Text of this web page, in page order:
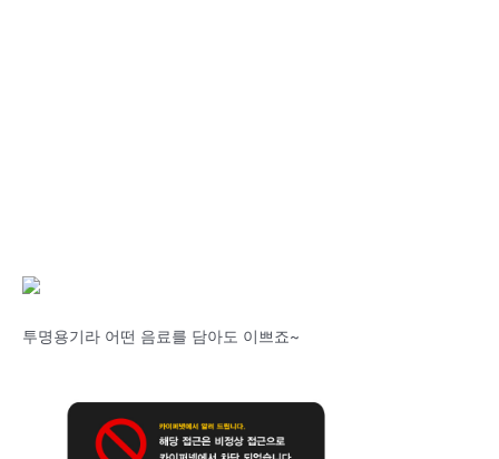
투명용기라 어떤 음료를 담아도 이쁘죠~